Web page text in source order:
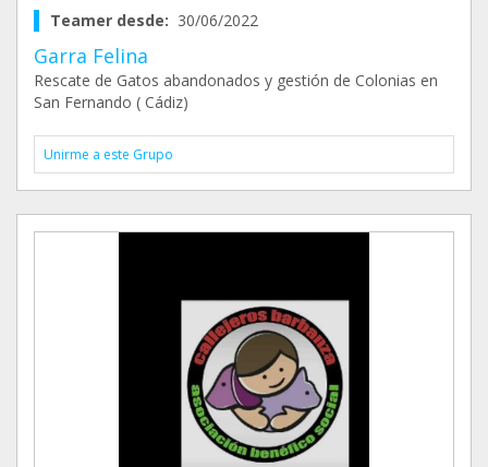
Teamer desde: 30/06/2022
Garra Felina
Rescate de Gatos abandonados y gestión de Colonias en
San Fernando ( Cádiz)
Unirme a este Grupo